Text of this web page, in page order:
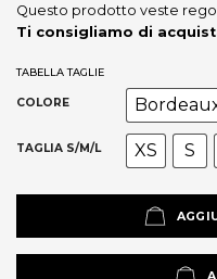
Questo prodotto veste
Ti consigliamo di
TABELLA TAGLIE
COLORE
TAGLIA S/M/L XS S